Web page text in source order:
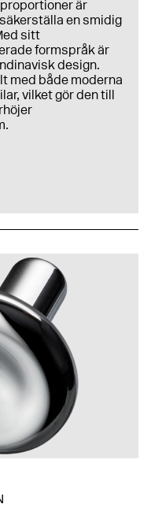
är
en smidig
sitt
formspråk är
design.
med både moderna
vilket gör den till